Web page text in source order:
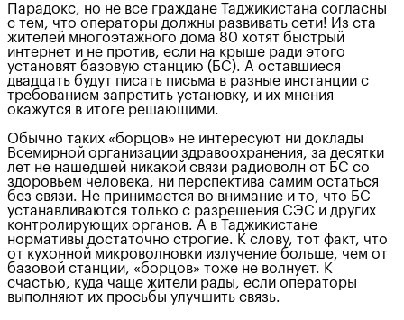
Парадокс, но не все граждане Таджикистана согласны
с тем, что операторы должны развивать сети! Из ста
жителей многоэтажного дома 80 хотят быстрый
интернет и не против, если на крыше ради этого
установят базовую станцию (БС). А оставшиеся
двадцать будут писать письма в разные инстанции с
требованием запретить установку, и их мнения
окажутся в итоге решающими.
Обычно таких «борцов» не интересуют ни доклады
Всемирной организации здравоохранения, за десятки
лет не нашедшей никакой связи радиоволн от БС со
здоровьем человека, ни перспектива самим остаться
без связи. Не принимается во внимание и то, что БС
устанавливаются только с разрешения СЭС и других
контролирующих органов. А в Таджикистане
нормативы достаточно строгие. К слову, тот факт, что
от кухонной микроволновки излучение больше, чем от
базовой станции, «борцов» тоже не волнует. К
счастью, куда чаще жители рады, если операторы
выполняют их просьбы улучшить связь.